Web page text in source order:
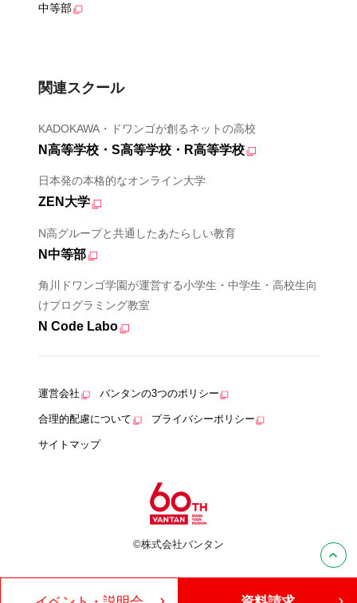
中等部
関連スクール
KADOKAWA・ドワンゴが創るネットの高校
N高等学校・S高等学校・R高等学校
日本発の本格的なオンライン大学
ZEN大学
N高グループと共通したあたらしい教育
N中等部
角川ドワンゴ学園が運営する小学生・中学生・高校生向
けプログラミング教室
N Code Labo
運営会社 バンタンの3つのポリシー
合理的配慮について プライバシーポリシー
サイトマップ
©株式会社バンタン